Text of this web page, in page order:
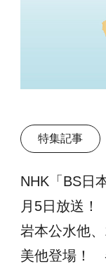
特集記事
NHK「BS日
月5日放送！
岩本公水他
美他登場！